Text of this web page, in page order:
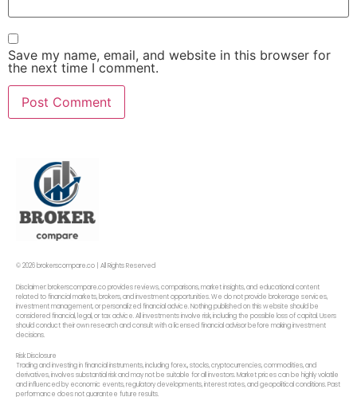
Save my name, email, and website in this browser for
the next time I comment.
© 2026 brokerscompare.co | All Rights Reserved
Disclaimer: brokerscompare.co provides reviews, comparisons, market insights, and educational content
related to financial markets, brokers, and investment opportunities. We do not provide brokerage services,
investment management, or personalized financial advice. Nothing published on this website should be
considered financial, legal, or tax advice. All investments involve risk, including the possible loss of capital. Users
should conduct their own research and consult with a licensed financial advisor before making investment
decisions.
Risk Disclosure
Trading and investing in financial instruments, including forex,, stocks, cryptocurrencies, commodities, and
derivatives, involves substantial risk and may not be suitable for all investors. Market prices can be highly volatile
and influenced by economic events, regulatory developments, interest rates, and geopolitical conditions. Past
performance does not guarantee future results.